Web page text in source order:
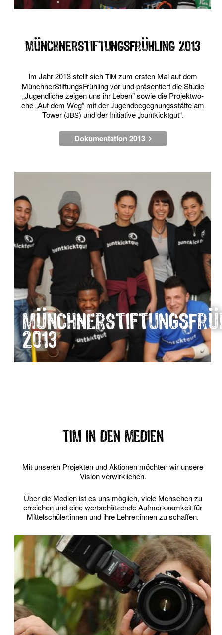
MünchnerStiftungsFrühling 2013
Im Jahr 2013 stellt sichTIM zum ers­ten Mal auf dem
Münch­ner­Stif­tungs­Früh­ling vor und prä­sen­tiert die Stu­die
„Jugend­li­che zei­gen uns ihr Leben” sowie die Pro­jekt­wo­
che „Auf dem Weg” mit der Jugend­be­geg­nungs­stät­te am
Tower (JBS) und der Initia­ti­ve „bunt­kickt­gut“.
Dokumentation 2013
2013
tim in den Medien
Mit unse­ren Pro­jek­ten und Aktio­nen möch­ten wir unse­re
Visi­on verwirklichen.
Über die Medi­en ist es uns mög­lich, vie­le Men­schen zu
errei­chen und eine wert­schät­zen­de Auf­merk­sam­keit für
Mittelschüler:innen und ihre Lehrer:innen zu schaffen.